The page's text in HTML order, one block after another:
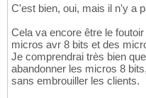
C'est bien, oui, mais il n'y a
Cela va encore être le
micros avr 8 bits et des
Je comprendrai très bien
abandonner les micros 8
sans embrouiller les clients.